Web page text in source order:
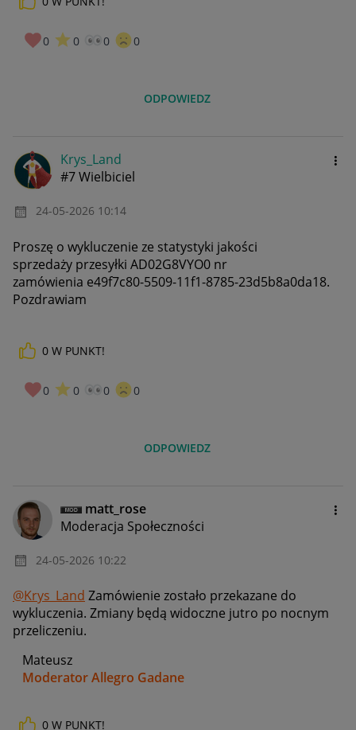
0 0 0 0
ODPOWIEDZ
Krys_Land
#7 Wielbiciel
‎24-05-2026 10:14
Proszę o wykluczenie ze statystyki jakości
sprzedaży przesyłki AD02G8VYO0 nr
zamówienia e49f7c80-5509-11f1-8785-23d5b8a0da18.
Pozdrawiam
0 W PUNKT!
0 0 0 0
ODPOWIEDZ
matt_rose
Moderacja Społeczności
‎24-05-2026 10:22
@Krys_Land Zamówienie zostało przekazane do
wykluczenia. Zmiany będą widoczne jutro po nocnym
przeliczeniu.
Mateusz
Moderator Allegro Gadane
0 W PUNKT!